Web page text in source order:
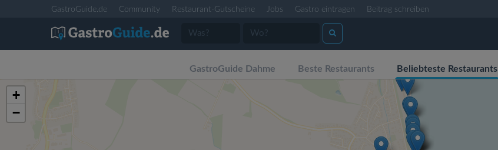
GastroGuide.de Community Restaurant-Gutscheine Jobs Gastro eintragen Beitrag schreiben
GastroGuide Dahme Beste Restaurants Beliebteste Restaurants
+
−